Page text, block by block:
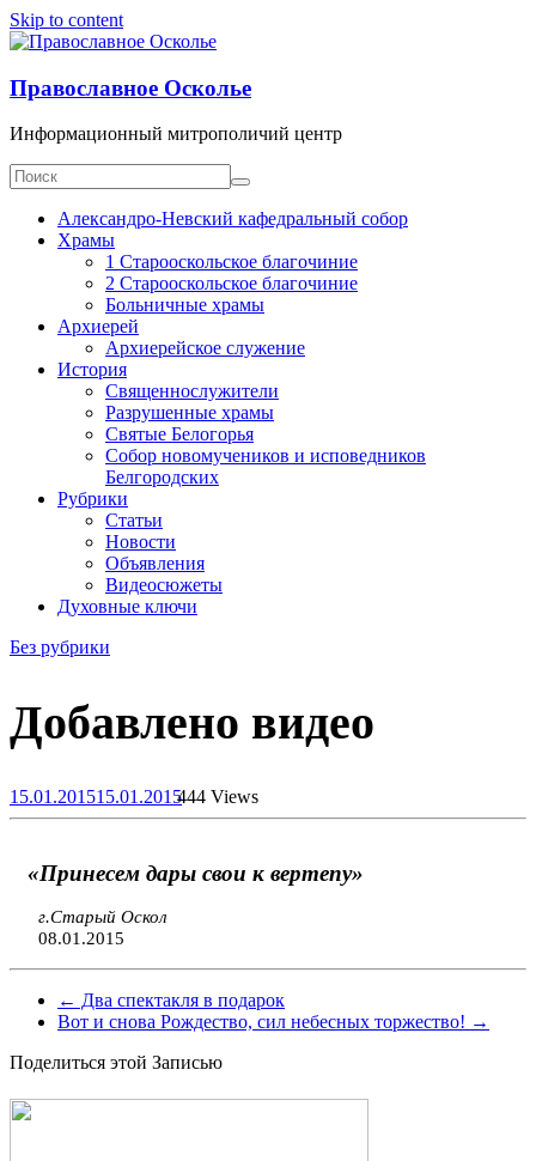
Skip to content
Православное Осколье
Информационный митрополичий центр
Александро-Невский кафедральный собор
Храмы
1 Старооскольское благочиние
2 Старооскольское благочиние
Больничные храмы
Архиерей
Архиерейское служение
История
Священнослужители
Разрушенные храмы
Святые Белогорья
Собор новомучеников и исповедников
Белгородских
Рубрики
Статьи
Новости
Объявления
Видеосюжеты
Духовные ключи
Без рубрики
Добавлено видео
15.01.201515.01.2015444 Views
«Принесем дары свои к вертепу»
г.Старый Оскол
08.01.2015
← Два спектакля в подарок
Вот и снова Рождество, сил небесных торжество! →
Поделиться этой Записью